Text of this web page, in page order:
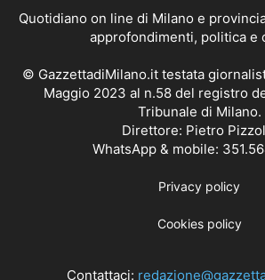
Quotidiano on line di Milano e
approfondimenti, politica e
© GazzettadiMilano.it testata
Maggio 2023 al n.58 del registro
Tribunale di Milano.
Direttore: Pietro
WhatsApp & mobile:
Privacy policy
Cookies policy
Contattaci: